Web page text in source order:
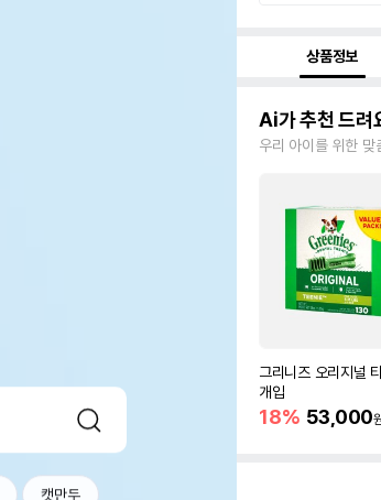
캣만두
상품정보
Ai가 추천 드려
우리 아이를 위한 맞
그리니즈 오리지널
개입
18% 53,000